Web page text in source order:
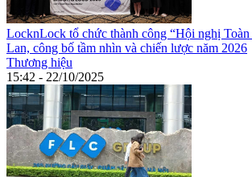
LocknLock tổ chức thành công “Hội nghị Toàn
Lan, công bố tầm nhìn và chiến lược năm 2026
Thương hiệu
15:42 - 22/10/2025